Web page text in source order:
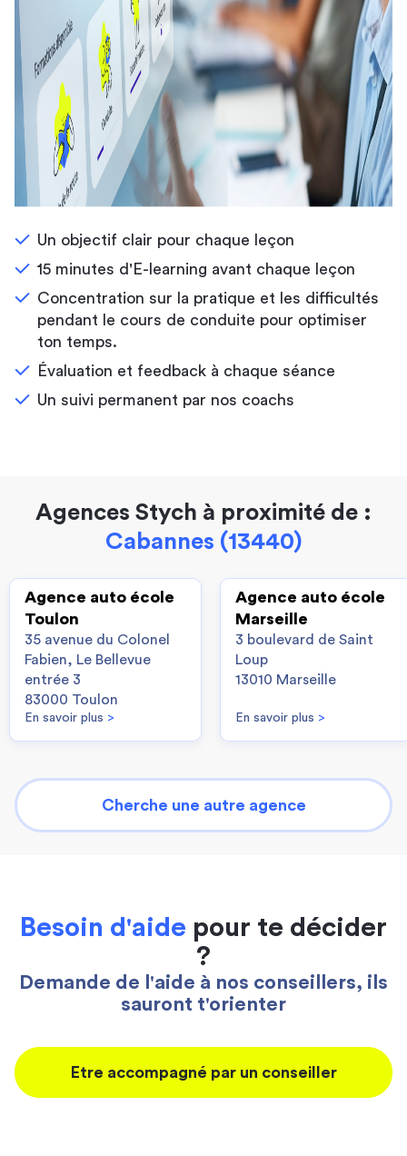
Un objectif clair pour chaque leçon
15 minutes d'E-learning avant chaque leçon
Concentration sur la pratique et les difficultés
pendant le cours de conduite pour optimiser
ton temps.
Évaluation et feedback à chaque séance
Un suivi permanent par nos coachs
Agences Stych à proximité de :
Cabannes (13440)
Agence auto école
Toulon
35 avenue du Colonel
Fabien, Le Bellevue
entrée 3
83000 Toulon
En savoir plus >
Agence auto école
Marseille
3 boulevard de Saint
Loup
13010 Marseille
En savoir plus >
Cherche une autre agence
Besoin d'aide pour te décider
?
Demande de l'aide à nos conseillers, ils
sauront t'orienter
Etre accompagné par un conseiller